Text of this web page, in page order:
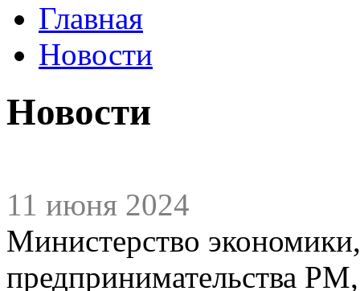
Главная
Новости
Новости
11 июня 2024
Министерство
предпринимательства